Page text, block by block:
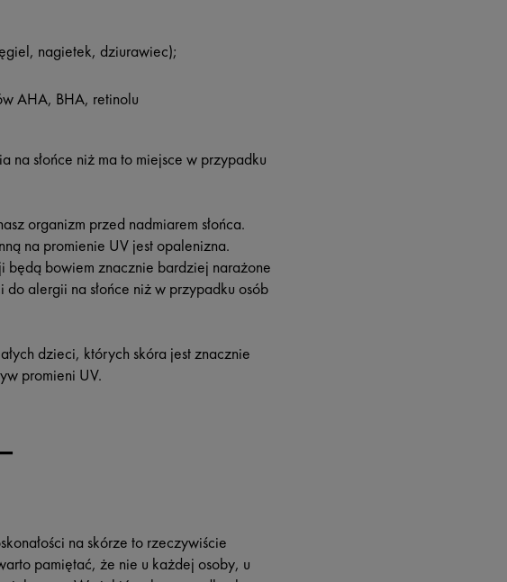
nagietek, dziurawiec);
AHA, BHA, retinolu
na słońce niż ma to miejsce w przypadku
organizm przed nadmiarem słońca.
na promienie UV jest opalenizna.
będą bowiem znacznie bardziej narażone
do alergii na słońce niż w przypadku osób
dzieci, których skóra jest znacznie
promieni UV.
na skórze to rzeczywiście
pamiętać, że nie u każdej osoby, u